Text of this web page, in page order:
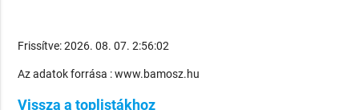
Frissítve: 2026. 08. 07. 2:56:02
Az adatok forrása : www.bamosz.hu
Vissza a toplistákhoz